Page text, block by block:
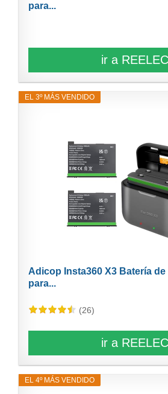
para...
ir a REELEC
EL 3º MÁS VENDIDO
Adicop Insta360 X3 Batería
para...
(26)
ir a REELEC
EL 4º MÁS VENDIDO